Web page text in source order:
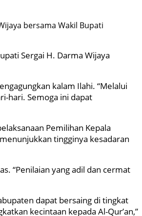
bersama Wakil Bupati
Sergai H. Darma Wijaya
kalam Ilahi. “Melalui
hari. Semoga ini dapat
Pemilihan Kepala
tingginya kesadaran
“Penilaian yang adil dan cermat
dapat bersaing di tingkat
kecintaan kepada Al-Qur’an,”